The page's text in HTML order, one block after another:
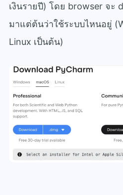
เงินรายปี) โดย browser จะ
มาแต่ต้นว่าใช้ระบบไหนอยู่
Linux เป็นต้น)